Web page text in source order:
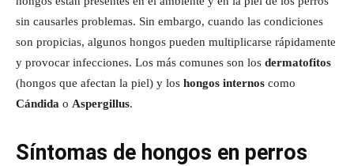
sin causarles problemas. Sin embargo, cuando las condiciones
son propicias, algunos hongos pueden multiplicarse rápidamente
y provocar infecciones. Los más comunes son los dermatofitos
(hongos que afectan la piel) y los hongos internos como
Cándida o Aspergillus.
Síntomas de hongos en perros